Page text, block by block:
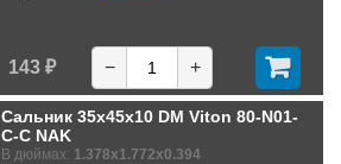
143 ₽ − +
Сальник 35x45x10 DM Viton 80-N01-
C-C NAK
В дюймах: 1.378x1.772x0.394